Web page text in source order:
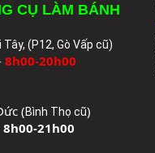
CỤ LÀM BÁNH
Tây, (P12, Gò Vấp cũ)
8h00-20h00
(Bình Thọ cũ)
8h00-21h00